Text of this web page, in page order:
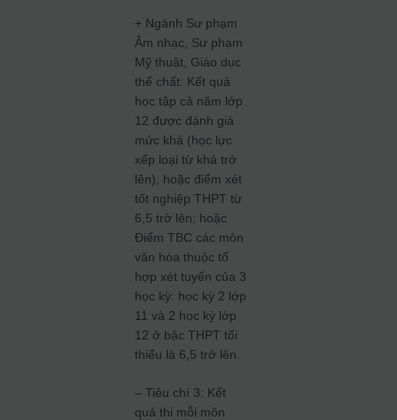
+ Ngành Sư phạm
Âm nhạc, Sư phạm
Mỹ thuật, Giáo dục
thể chất: Kết quả
học tập cả năm lớp
12 được đánh giá
mức khá (học lực
xếp loại từ khá trở
lên); hoặc điểm xét
tốt nghiệp THPT từ
6,5 trở lên; hoặc
Điểm TBC các môn
văn hóa thuộc tổ
hợp xét tuyển của 3
học kỳ: học kỳ 2 lớp
11 và 2 học kỳ lớp
12 ở bậc THPT tối
thiểu là 6,5 trở lên.
– Tiêu chí 3: Kết
quả thi mỗi môn